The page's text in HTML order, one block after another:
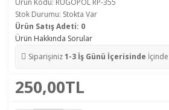
Stok Durumu: Stokta Var
Ürün Satış Adeti: 0
Ürün Hakkında Sorular
Siparişiniz1-3 İş Günü İçerisinde İçinde
250,00TL